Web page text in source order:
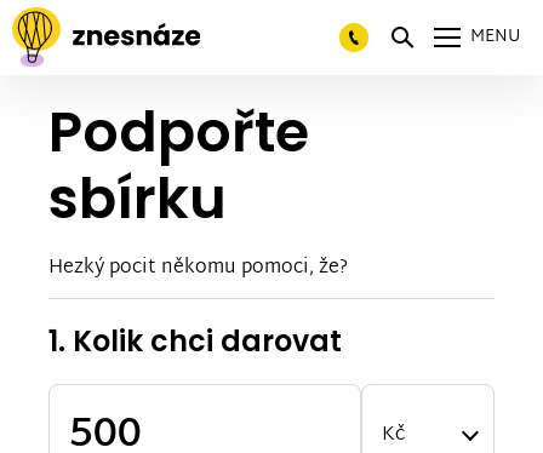
MENU
Podpořte
sbírku
Hezký pocit někomu pomoci, že?
1. Kolik chci darovat
Kč